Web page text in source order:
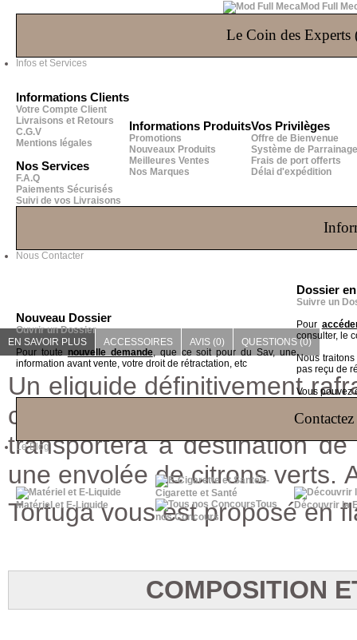
Mod Full
Le Coin des Experts
Infos et Services
Informations Clients
Votre Compte Client
Livraisons et Retours
C.G.V
Mentions légales
Nos Services
F.A.Q
Paiements Sécurisés
Suivi de vos Livraisons
Informations Produits
Promotions
Nouveaux Produits
Meilleures Ventes
Nos Marques
Vos Privilèges
Offre de Bienvenue
Système de Parrainage
Frais de port offerts
Délai d'expédition
Nous Contacter
Nouveau Dossier
Ouvrir un Dossier
Pour toute nouvelle demande, que ce soit pour du Sav, une
information avant vente, votre droit de rétractation, etc
Dossier
Suivre un
Pour
consulter, le
Nous
pas reçu de
Vous pouvez
Le Blog
Matériel et E-Liquide
E-
Cigarette et Santé
Tous
nos Concours
Découvrir la
EN SAVOIR PLUS ACCESSOIRES AVIS (0) QUESTIONS(0)
Un eliquide définitivement
c'est le liquide parfait
transportera à destination
une envolée de citrons verts.
Tortugavous est proposé en
COMPOSITION